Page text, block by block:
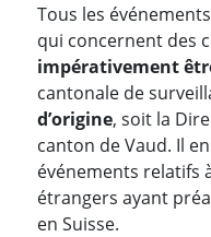
Tous les
qui concernent des
impérativement
cantonale de
d’origine, soit la
canton de Vaud. Il
événements relatifs
étrangers ayant
en Suisse.